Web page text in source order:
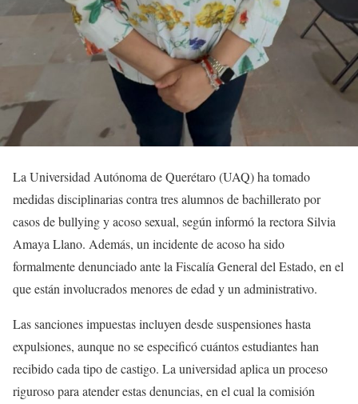
La Universidad Autónoma de Querétaro (UAQ) ha tomado
medidas disciplinarias contra tres alumnos de bachillerato por
casos de bullying y acoso sexual, según informó la rectora Silvia
Amaya Llano. Además, un incidente de acoso ha sido
formalmente denunciado ante la Fiscalía General del Estado, en el
que están involucrados menores de edad y un administrativo.
Las sanciones impuestas incluyen desde suspensiones hasta
expulsiones, aunque no se especificó cuántos estudiantes han
recibido cada tipo de castigo. La universidad aplica un proceso
riguroso para atender estas denuncias, en el cual la comisión